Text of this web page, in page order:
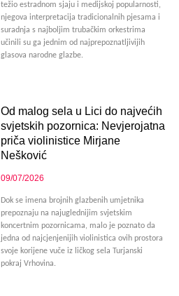
težio estradnom sjaju i medijskoj popularnosti,
njegova interpretacija tradicionalnih pjesama i
suradnja s najboljim trubačkim orkestrima
učinili su ga jednim od najprepoznatljivijih
glasova narodne glazbe.
Od malog sela u Lici do najvećih
svjetskih pozornica: Nevjerojatna
priča violinistice Mirjane
Nešković
09/07/2026
Dok se imena brojnih glazbenih umjetnika
prepoznaju na najuglednijim svjetskim
koncertnim pozornicama, malo je poznato da
jedna od najcjenjenijih violinistica ovih prostora
svoje korijene vuče iz ličkog sela Turjanski
pokraj Vrhovina.